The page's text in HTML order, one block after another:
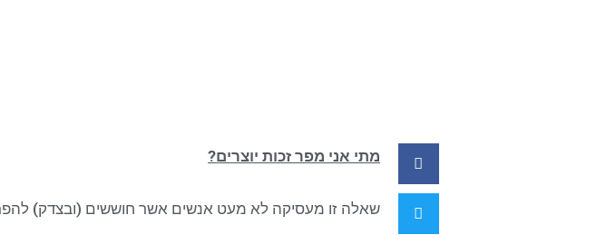
מתי אני מפר זכות יוצרים?
שאלה זו מעסיקה לא מעט אנשים אשר חוששים (ובצדק)